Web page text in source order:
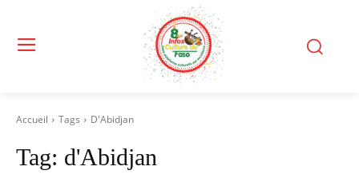
Accueil Tags D'Abidjan
Tag: d'Abidjan